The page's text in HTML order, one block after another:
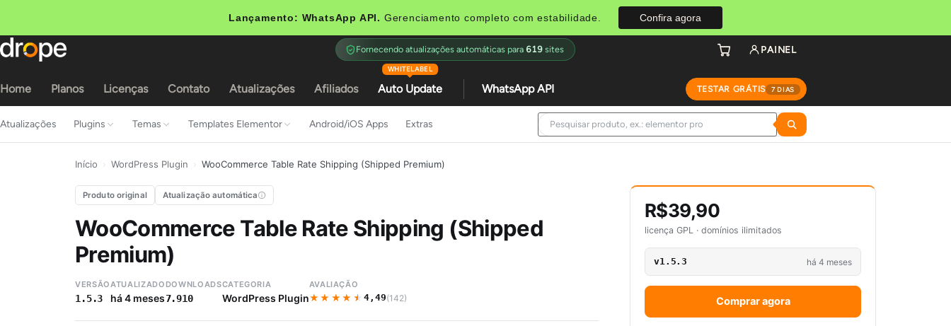
Lançamento: WhatsApp API. Gerenciamento completo com estabilidade. Confira agora
Home Planos Licenças Contato Atualizações Afiliados Auto Update
WHITELABEL
WhatsApp API TESTAR GRÁTIS 7 DIAS
Fornecendo atualizações automáticas para 619 sites PAINEL
Atualizações Plugins Temas Templates Elementor Android/iOS Apps Extras
Início WordPress Plugin WooCommerce Table Rate Shipping (Shipped Premium)
Produto original Atualização automática
WooCommerce Table Rate Shipping (Shipped
Premium)
VERSÃO
1.5.3
ATUALIZADO
há 4 meses
DOWNLOADS
7.910
CATEGORIA
WordPress Plugin
AVALIAÇÃO
★★★★★
★★★★★4,49(142)
R$39,90
licença GPL · domínios ilimitados
v1.5.3 há 4 meses
Comprar agora